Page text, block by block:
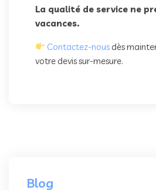
La qualité de service ne
vacances.
Contactez-nousdès
votre devis sur-mesure.
Blog